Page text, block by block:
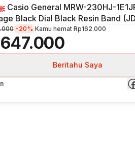
Casio General MRW-230HJ-
Black Dial Black Resin Band
-20% Kamu hemat Rp162.000
Beritahu Saya